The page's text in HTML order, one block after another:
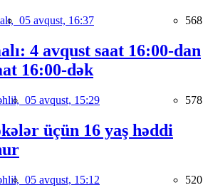
05 avqust, 16:37 568
4 avqust saat 16:00-dan
16:00-dək
05 avqust, 15:29 578
üçün 16 yaş həddi
05 avqust, 15:12 520